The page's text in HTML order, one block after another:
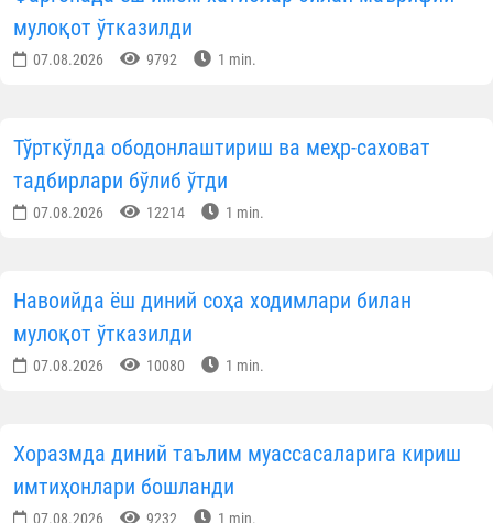
мулоқот ўтказилди
07.08.2026 9792 1 min.
Тўрткўлда ободонлаштириш ва меҳр-саховат
тадбирлари бўлиб ўтди
07.08.2026 12214 1 min.
Навоийда ёш диний соҳа ходимлари билан
мулоқот ўтказилди
07.08.2026 10080 1 min.
Хоразмда диний таълим муассасаларига кириш
имтиҳонлари бошланди
07.08.2026 9232 1 min.